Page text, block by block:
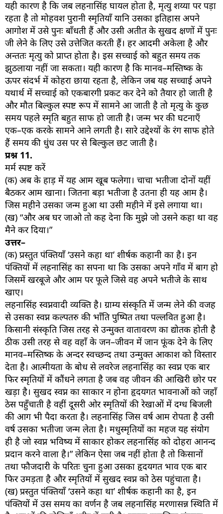
यही कारण है कि जब लहनासिंह घायल होता है, मृत्यु शय्या पर पड़ा
रहता है तो मोहवश पुरानी स्मृतियाँ यानि उसका इतिहास अपने
आगोश में उसे पुनः बाँधती हैं और उसी अतीत के सुखद क्षणों में पुनः
जी लेने के लिए उसे उत्तेजित करती हैं। हर आदमी अकेला है और
अन्ततः मृत्यु को प्राप्त होता है। इस सच्चाई को बहुत समय तक
झुठलाया नहीं जा सकता। यही कारण है कि मानव–मस्तिष्क के
ऊपर संदर्भ में कोहरा छाया रहता है, लेकिन जब यह सच्चाई अपने
यथार्थ में सच्चाई को एकबारगी प्रकट कर देने को तैयार हो जाती है
और मौत बिल्कुल स्पष्ट रूप में सामने आ जाती है तो मृत्यु के कुछ
समय पहले स्मृति बहुत साफ हो जाती है। जन्म भर की घटनाएँ
एक–एक करके सामने आने लगती है। सारे उद्देश्यों के रंग साफ होते
हैं समय की धुंध उस पर से बिल्कुल छट जाती है।
प्रश्न 11.
मर्म स्पष्ट करें
(क) अब के हाड़ में यह आम खूब फलेगा। चाचा भतीजा दोनों यहीं
बैठकर आम खाना। जितना बड़ा भतीजा है उतना ही यह आम है।
जिस महीने उसका जन्म हुआ था उसी महीने में इसे लगाया था।
(ख) “और अब घर जाओ तो कह देना कि मुझे जो उसने कहा था वह
मैने कर दिया।”
उत्तर–
(क) प्रस्तुत पंक्तियाँ ‘उसने कहा था’ शीर्षक कहानी का है। इन
पंक्तियों में लहनासिंह का सपना था कि उसका अपने गाँव में बाग हो
जिसमें खरबूजे और आम पर फूले जिसे वह अपने भतीजे के साथ
खाए।
लहनासिंह स्वप्नवादी व्यक्ति है। ग्राम्य संस्कृति में जन्म लेने की वजह
से उसका स्वप्न कल्पतरु की भाँति पुष्पित तथा पल्लवित हुआ है।
किसानी संस्कृति जिस तरह से उन्मुक्त वातावरण का द्योतक होती है
ठीक उसी तरह से वह वहाँ के जन–जीवन में जान फूंक देने के लिए
मानव–मस्तिष्क के अन्दर स्वच्छन्द तथा उन्मुक्त आकाश को विस्तार
देता है। आत्मीयता के बोध से लवरेज लहनासिंह का स्वप्न एक बार
फिर स्मृतियों में कौंधने लगता है जब वह जीवन की आखिरी छोर पर
खड़ा है। सुखद स्वप्न का साकार न होना हृदयगत भावनाओं को जहाँ
ठेस पहुँचाती है वहीं दूसरी ओर स्मृतियों की रेखाओं में दग्ध बिजली
की आग भी पैदा करता है। लहनासिंह जिस वर्ष आम रोपता है उसी
वर्ष उसका भतीजा जन्म लेता है। मधुस्मृतियों का महज यह संयोग
ही है जो स्वप्न भविष्य में साकार होकर लहनासिंह को दोहरा आनन्द
प्रदान करने वाला है।” लेकिन ऐसा जब नहीं होता है तो किसानों
तथा फौजदारी के परितः चुना हुआ उसका हृदयगत भाव एक बार
फिर उमड़ता है और स्मृतियों में सुखद स्वप्न को ठेस पहुंचाता है।
(ख) प्रस्तुत पंक्तियाँ ‘उसने कहा था’ शीर्षक कहानी का है, इन
पंक्तियों में उस समय का वर्णन है जब लहनासिंह मरणासन्न स्थिति में